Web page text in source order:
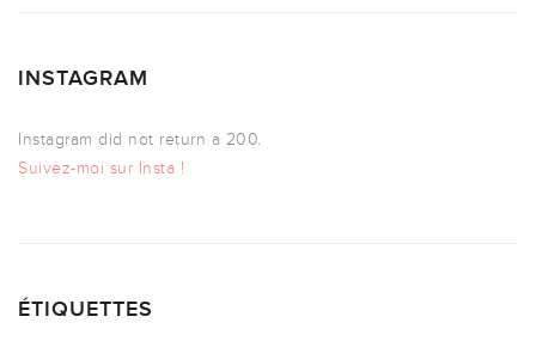
INSTAGRAM
Instagram did not return a 200.
Suivez-moi sur Insta !
ÉTIQUETTES